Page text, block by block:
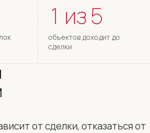
1 из 5
объектов доходит до
сделки
от сделки, отказаться от